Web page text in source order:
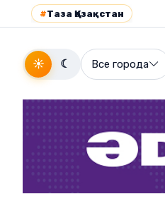
#Таза Қазақстан
☀ ☾ Все города